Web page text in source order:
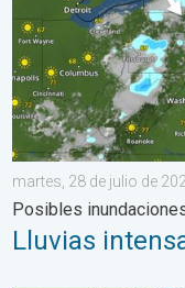
martes, 28 de julio de
Posibles
Lluvias